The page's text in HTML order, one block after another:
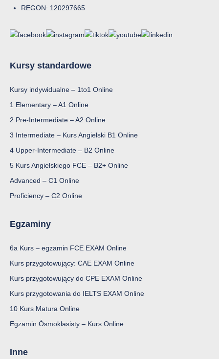
REGON: 120297665
Kursy standardowe
Kursy indywidualne – 1to1 Online
1 Elementary – A1 Online
2 Pre-Intermediate – A2 Online
3 Intermediate – Kurs Angielski B1 Online
4 Upper-Intermediate – B2 Online
5 Kurs Angielskiego FCE – B2+ Online
Advanced – C1 Online
Proficiency – C2 Online
Egzaminy
6a Kurs – egzamin FCE EXAM Online
Kurs przygotowujący: CAE EXAM Online
Kurs przygotowujący do CPE EXAM Online
Kurs przygotowania do IELTS EXAM Online
10 Kurs Matura Online
Egzamin Ósmoklasisty – Kurs Online
Inne